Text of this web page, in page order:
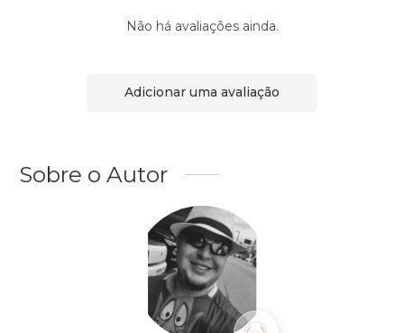
Não há avaliações ainda.
Adicionar uma avaliação
Sobre o Autor